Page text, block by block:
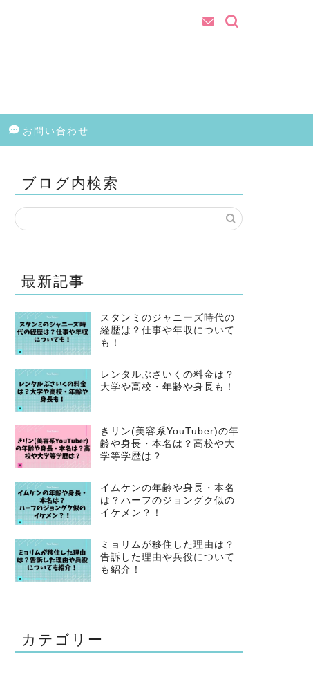
お問い合わせ
ブログ内検索
最新記事
スタンミのジャニーズ時代の
経歴は？仕事や年収について
も！
レンタルぶさいくの料金は？
大学や高校・年齢や身長も！
きリン(美容系YouTuber)の年
齢や身長・本名は？高校や大
学等学歴は？
イムケンの年齢や身長・本名
は？ハーフのジョングク似の
イケメン？！
ミョリムが移住した理由は？
告訴した理由や兵役について
も紹介！
カテゴリー